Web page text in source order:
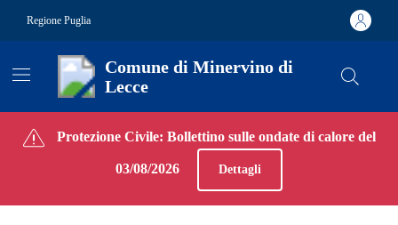
Regione Puglia
Comune di Minervino di
Lecce
Contenuti in evidenza
Protezione Civile: Bollettino sulle ondate di calore del
03/08/2026 Dettagli